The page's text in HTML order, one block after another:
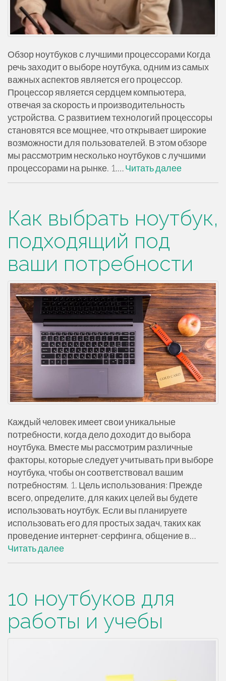
Обзор ноутбуков с лучшими процессорами Когда
речь заходит о выборе ноутбука, одним из самых
важных аспектов является его процессор.
Процессор является сердцем компьютера,
отвечая за скорость и производительность
устройства. С развитием технологий процессоры
становятся все мощнее, что открывает широкие
возможности для пользователей. В этом обзоре
мы рассмотрим несколько ноутбуков с лучшими
процессорами на рынке. 1.…Читать далее
Как выбрать ноутбук,
подходящий под
ваши потребности
Каждый человек имеет свои уникальные
потребности, когда дело доходит до выбора
ноутбука. Вместе мы рассмотрим различные
факторы, которые следует учитывать при выборе
ноутбука, чтобы он соответствовал вашим
потребностям. 1. Цель использования: Прежде
всего, определите, для каких целей вы будете
использовать ноутбук. Если вы планируете
использовать его для простых задач, таких как
проведение интернет-серфинга, общение в…
Читать далее
10 ноутбуков для
работы и учебы